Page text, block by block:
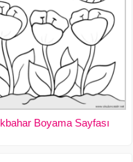
Boyama Sayfası